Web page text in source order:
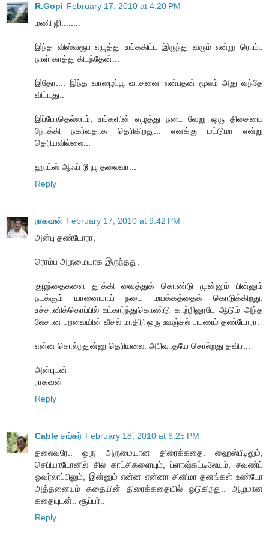
R.Gopi February 17, 2010 at 4:20 PM
மணி ஜி........
இந்த விஸ்வரூப எழுத்து உங்ககிட்ட இருந்து வரும் என்று ரொம்ப
நாள் காத்து கிடந்தேன்...
இதோ.... இந்த வாழைப்பூ வாசனை என்பதன் மூலம் அது வந்தே
விட்டது..
இப்போதெல்லாம், உங்களின் எழுத்து நடை வேறு ஒரு திசையை
நோக்கி நகர்வதாக தெரிகிறது... எனக்கு மட்டுமா என்று
தெரியவில்லை...
ஹாட்ஸ் ஆஃப் டூ யூ தலைவா...
Reply
ராகவன் February 17, 2010 at 9:42 PM
அன்பு தண்டோரா,
ரொம்ப அருமையாக இருந்தது.
குழந்தைகளை தூக்கி வைத்துக் கொண்டு முன்னும் பின்னும்
நடக்கும் யானையாய் நடை மயக்கத்தைக் கொடுக்கிறது.
உச்சானிக்கொப்பில் உட்கார்ந்துகொண்டு காற்றினூடே ஆடும் அந்த
லேசான பறவையின் வீசல் மாதிரி ஒரு ஊஞ்சல் பயணம் தண்டோரா.
என்ன சொல்றதுன்னு தெரியலை. அபிவாதயே சொல்றது தவிர...
அன்புடன்
ராகவன்
Reply
Cable சங்கர் February 18, 2010 at 6:25 PM
தலைவரே.. ஒரு அருமையான திரைக்கதை. ஹைஸ்பீடிலும்,
செபியாடோனில் சில காட்சிகளையும், ப்ளாஷ்கட்டிலேயும், சவுண்ட்
ஓவர்லாப்பிலும், இன்னும் என்ன என்னா சினிமா தனங்கள் உண்டோ
அத்தனையும் கதையின் திரைக்கதையில் ஓடுகிறது.. ஆழமான
கதையுடன்.. சூப்பர்..
Reply